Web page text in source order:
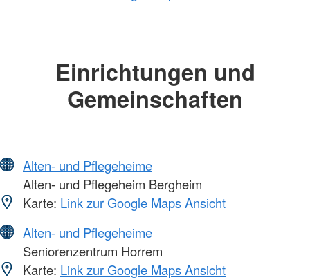
Einrichtungen und
Gemeinschaften
Alten- und Pflegeheime
Alten- und Pflegeheim Bergheim
Karte: Link zur Google Maps Ansicht
Alten- und Pflegeheime
Seniorenzentrum Horrem
Karte: Link zur Google Maps Ansicht